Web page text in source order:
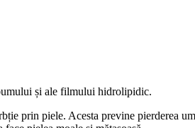
și ale filmului hidrolipidic.
prin piele. Acesta previne pierderea